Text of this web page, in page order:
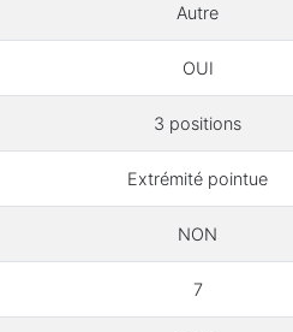
Autre
OUI
3 positions
Extrémité pointue
NON
7